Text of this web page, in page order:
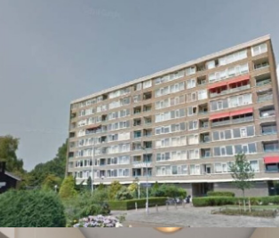
voor studenten: Afhankelijk van de Eigenaar